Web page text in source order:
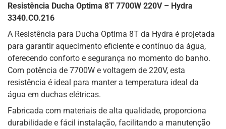
Resistência Ducha Optima 8T 7700W 220V – Hydra
3340.CO.216
A Resistência para Ducha Optima 8T da Hydra é projetada
para garantir aquecimento eficiente e contínuo da água,
oferecendo conforto e segurança no momento do banho.
Com potência de 7700W e voltagem de 220V, esta
resistência é ideal para manter a temperatura ideal da
água em duchas elétricas.
Fabricada com materiais de alta qualidade, proporciona
durabilidade e fácil instalação, facilitando a manutenção